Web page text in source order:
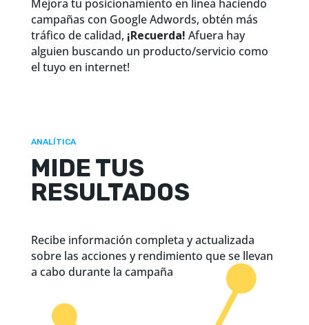
Mejora tu posicionamiento en línea haciendo
campañas con Google Adwords, obtén más
tráfico de calidad, ¡Recuerda! Afuera hay
alguien buscando un producto/servicio como
el tuyo en internet!
ANALÍTICA
MIDE TUS
RESULTADOS
Recibe información completa y actualizada
sobre las acciones y rendimiento que se llevan
a cabo durante la campaña